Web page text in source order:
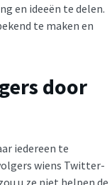
en ideeën te delen.
te maken en
door
iedereen te
wiens Twitter-